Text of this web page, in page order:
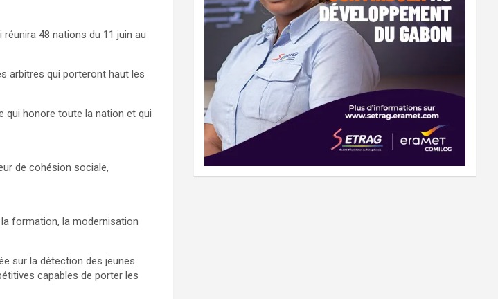
réunira 48 nations du 11 juin au
arbitres qui porteront haut les
qui honore toute la nation et qui
de cohésion sociale,
formation, la modernisation
sur la détection des jeunes
capables de porter les